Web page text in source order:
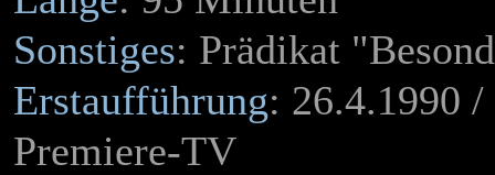
Sonstiges: Prädikat
Erstaufführung: 26.4.1990
Premiere-TV